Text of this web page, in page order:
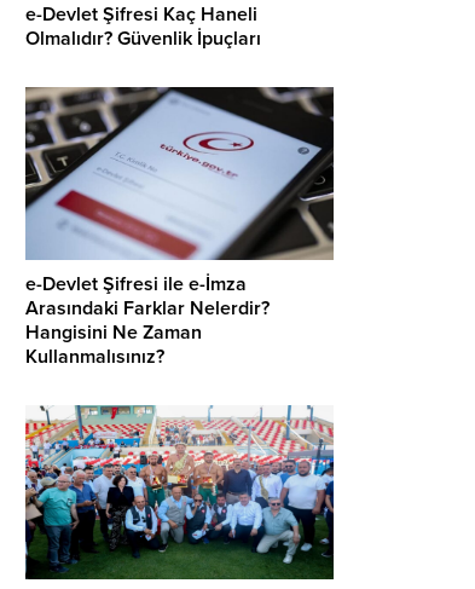
e-Devlet Şifresi Kaç Haneli
Olmalıdır? Güvenlik İpuçları
e-Devlet Şifresi ile e-İmza
Arasındaki Farklar Nelerdir?
Hangisini Ne Zaman
Kullanmalısınız?